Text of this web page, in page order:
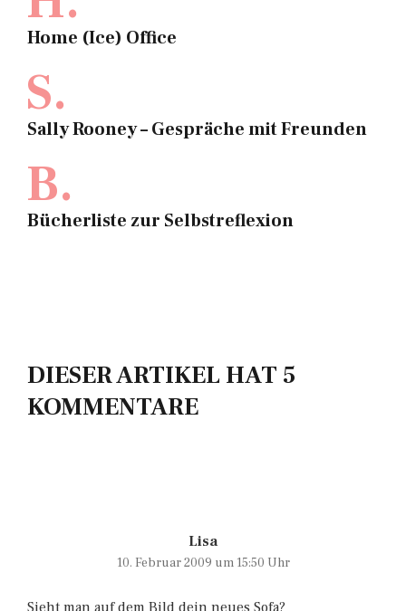
Home (Ice) Office
S.
Sally Rooney – Gespräche mit Freunden
B.
Bücherliste zur Selbstreflexion
DIESER ARTIKEL HAT 5
KOMMENTARE
Lisa
10. Februar 2009 um 15:50 Uhr
Sieht man auf dem Bild dein neues Sofa?